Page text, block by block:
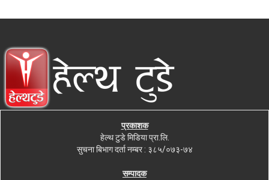
प्रकाशक
हेल्थ टुडे मिडिया प्रा.लि.
सुचना बिभाग दर्ता नम्बर : ३८५/०७३-७४
सम्पादक